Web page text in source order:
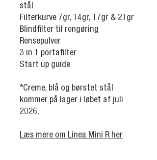
stål
Filterkurve 7gr, 14gr, 17gr & 21gr
Blindfilter til rengøring
Rensepulver
3 in 1 portafilter
Start up guide
*Creme, blå og børstet stål
kommer på lager i løbet af juli
2026.
Læs mere om Linea Mini R her